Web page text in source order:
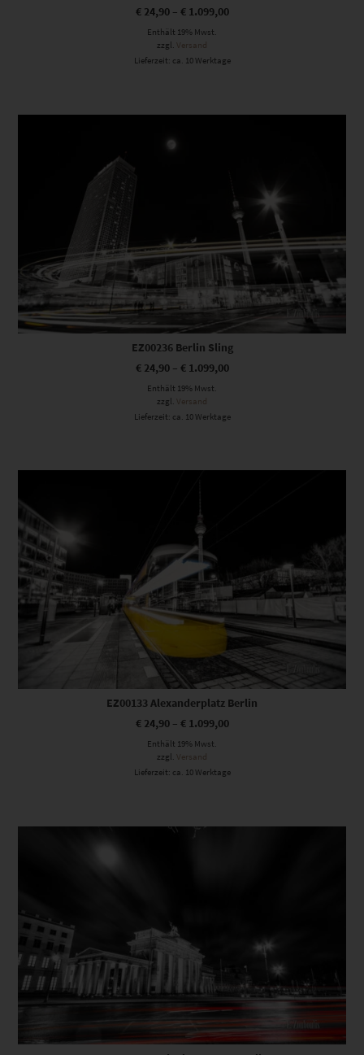
€24,90– €1.099,00
Enthält 19% Mwst.
zzgl. Versand
Lieferzeit: ca. 10 Werktage
Dieses Produkt weist mehrere Varianten auf. Die Optionen können auf der Produktseite gewählt werden
EZ00236 Berlin Sling
€24,90– €1.099,00
Enthält 19% Mwst.
zzgl.
Versand
Lieferzeit: ca. 10 Werktage
Dieses Produkt weist mehrere Varianten auf. Die Optionen können auf der Produktseite gewählt werden
EZ00133 Alexanderplatz Berlin
€24,90– €1.099,00
Enthält 19% Mwst.
zzgl. Versand
Lieferzeit: ca. 10 Werktage
Dieses Produkt weist mehrere Varianten auf. Die Optionen können auf der Produktseite gewählt werden